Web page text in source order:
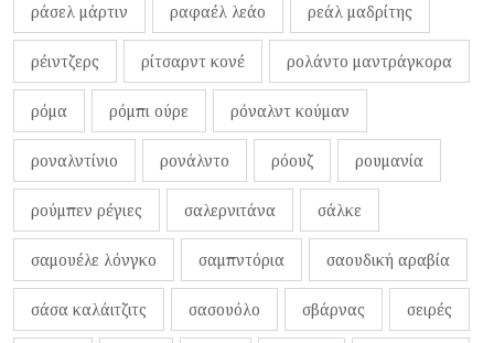
ράσελ μάρτιν ραφαέλ λεάο ρεάλ μαδρίτης
ρέιντζερς ρίτσαρντ κονέ ρολάντο μαντράγκορα
ρόμα ρόμπι ούρε ρόναλντ κούμαν
ροναλντίνιο ρονάλντο ρόουζ ρουμανία
ρούμπεν ρέγιες σαλερνιτάνα σάλκε
σαμουέλε λόνγκο σαμπντόρια σαουδική αραβία
σάσα καλάιτζιτς σασουόλο σβάρνας σειρές